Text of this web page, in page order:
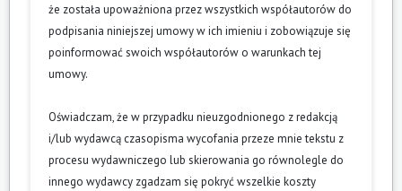
że została upoważniona przez wszystkich współautorów do
podpisania niniejszej umowy w ich imieniu i zobowiązuje się
poinformować swoich współautorów o warunkach tej
umowy.
Oświadczam, że w przypadku nieuzgodnionego z redakcją
i/lub wydawcą czasopisma wycofania przeze mnie tekstu z
procesu wydawniczego lub skierowania go równolegle do
innego wydawcy zgadzam się pokryć wszelkie koszty